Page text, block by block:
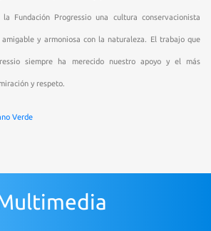
Fundación Progressio una cultura conservacionista
y armoniosa con la naturaleza. El trabajo que
siempre ha merecido nuestro apoyo y el más
y respeto.
Verde